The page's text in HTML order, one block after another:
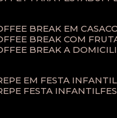
BREAK EM CASA
BREAK COM
BREAK A
EM FESTA INFANTIL
FESTA INFANTIL